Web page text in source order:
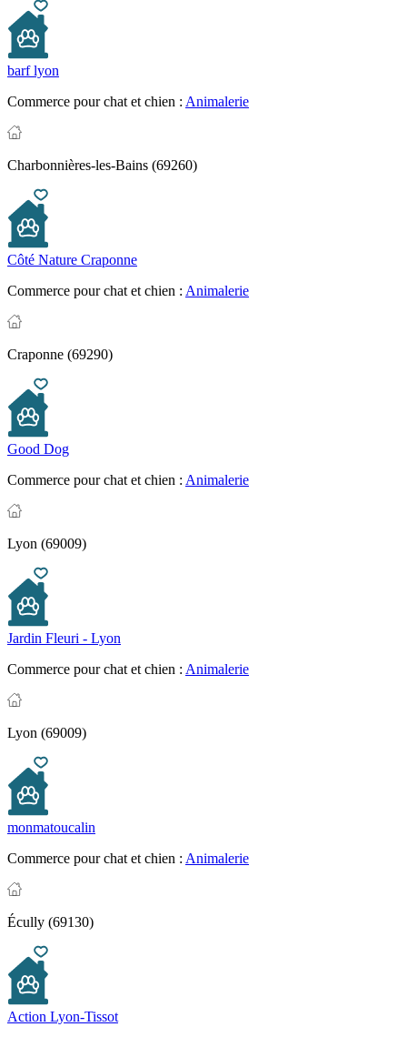
barf lyon
Commerce pour chat et chien : Animalerie
Charbonnières-les-Bains (69260)
Côté Nature Craponne
Commerce pour chat et chien : Animalerie
Craponne (69290)
Good Dog
Commerce pour chat et chien : Animalerie
Lyon (69009)
Jardin Fleuri - Lyon
Commerce pour chat et chien : Animalerie
Lyon (69009)
monmatoucalin
Commerce pour chat et chien : Animalerie
Écully (69130)
Action Lyon-Tissot